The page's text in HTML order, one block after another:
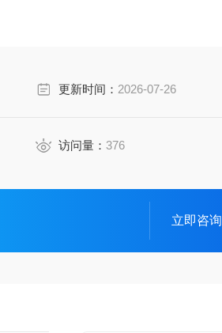
更新时间： 2026-07-26
访问量： 376
立即咨询